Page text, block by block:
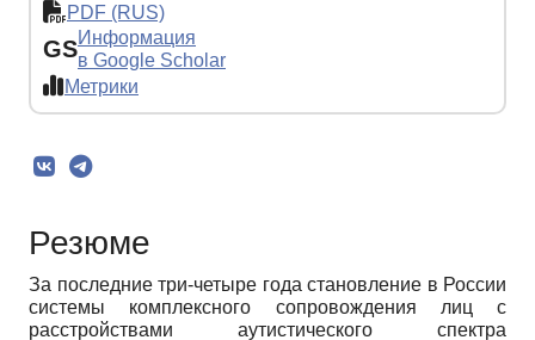
PDF (RUS)
GSИнформация
в Google Scholar
Метрики
Резюме
За последние три-четыре года становление в России
системы комплексного сопровождения лиц с
расстройствами аутистического спектра